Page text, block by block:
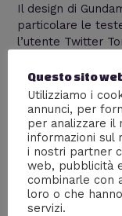
Il design di
particolare le
l’utente Twitter
dato vita all’Eva
una galleria con
piaciuto
Leggi altro »
Questo sito
Utilizziamo i
annunci, per
per analizzare il
informazioni sul
i nostri partner
web, pubblicità
combinarle con
loro o che
servizi.